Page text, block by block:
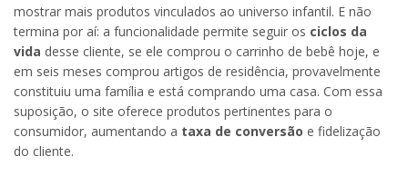
mostrar mais produtos vinculados ao universo infantil. E não
termina por aí: a funcionalidade permite seguir os ciclos da
vida desse cliente, se ele comprou o carrinho de bebê hoje, e
em seis meses comprou artigos de residência, provavelmente
constituiu uma família e está comprando uma casa. Com essa
suposição, o site oferece produtos pertinentes para o
consumidor, aumentando a taxa de conversão e fidelização
do cliente.